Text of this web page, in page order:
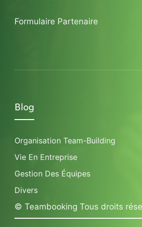
Formulaire Partenaire
Blog
Organisation Team-Building
Vie En Entreprise
Gestion Des Équipes
Divers
© Teambooking Tous droits